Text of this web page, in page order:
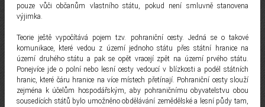
pouze vůči občanům vlastního státu, pokud není smluvně stanovena
výjimka.
Teorie ještě vypočítává pojem tzv. pohraniční cesty. Jedná se o takové
komunikace, které vedou z území jednoho státu přes státní hranice na
území druhého státu a pak se opět vracejí zpět na území prvého státu.
Ponejvíce jde o polní nebo lesní cesty vedoucí v blízkosti a podél státních
hranic, které čáru hranice na více místech přetínají. Pohraniční cesty slouží
zejména k účelům hospodářským, aby pohraničnímu obyvatelstvu obou
sousedících států bylo umožněno obdělávání zemědělské a lesní půdy tam,